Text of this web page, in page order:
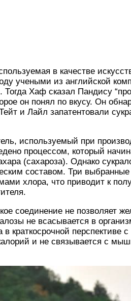
в качестве
учеными из английской
Хаф сказал Пандису
он понял по вкусу. Он
и Лайл запатентовали
используемый при
процессом, который
(сахароза). Однако
составом. Три выбранные
хлора, что приводит к
соединение не позволяет
не всасывается в
краткосрочной перспективе
и не связывается с